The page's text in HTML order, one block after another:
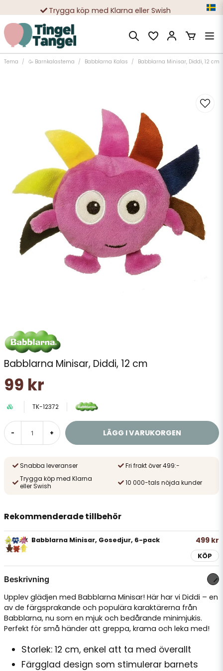
Trygga köp med Klarna eller Swish
10 000-tals nöjda kunder
Tema 🥳 Barnkalastema Babblarna Kalas Babblarna Minisar, Diddi, 12 cm
Babblarna Minisar, Diddi, 12 cm
99 kr
TK-12372
- + LÄGG I VARUKORGEN
Snabba leveranser
Fri frakt över 499:-
Trygga köp med Klarna
eller Swish
10 000-tals nöjda kunder
Rekommenderade tillbehör
Babblarna Minisar, Gosedjur, 6-pack 499 kr
KÖP
Beskrivning
Upplev glädjen med Babblarna Minisar! Här har vi Diddi – en
av de färgsprakande och populära karaktärerna från
Babblarna, nu som en mjuk och bedårande minimjukis.
Perfekt för små händer att greppa, krama och leka med!
Storlek: 12 cm, enkel att ta med överallt
Färgglad design som stimulerar barnets